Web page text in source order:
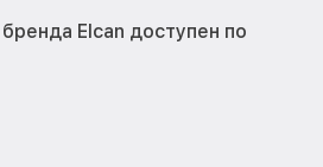
Elcan доступен по